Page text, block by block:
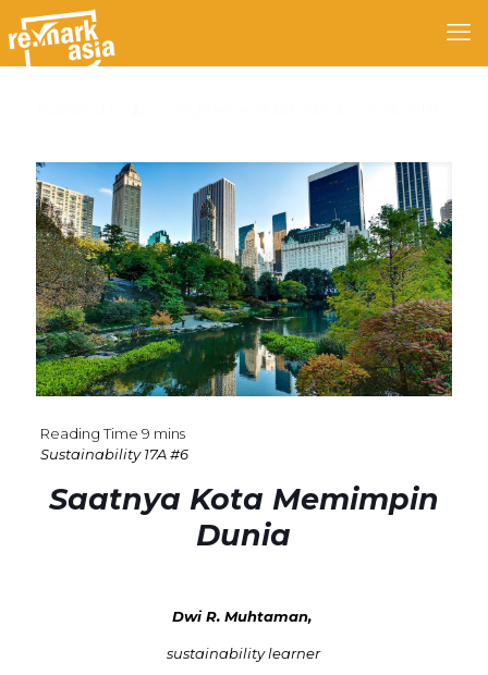
Sustainability 17A #6
Saatnya Kota Memimpin
Dunia
Dwi R. Muhtaman,
sustainability learner